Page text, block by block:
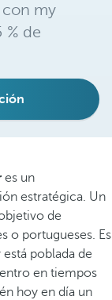
my
% de
es un
estratégica. Un
de
o portugueses. Es
poblada de
en tiempos
hoy en día un